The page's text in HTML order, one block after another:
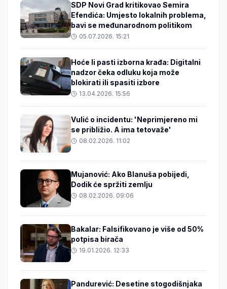
SDP Novi Grad kritikovao Semira
Efendića: Umjesto lokalnih problema,
bavi se međunarodnom politikom
05.07.2026. 15:21
Hoće li pasti izborna krađa: Digitalni
nadzor čeka odluku koja može
blokirati ili spasiti izbore
13.04.2026. 15:56
Vulić o incidentu: 'Neprimjereno mi
se približio. A ima tetovaže'
08.02.2026. 11:02
Mujanović: Ako Blanuša pobijedi,
Dodik će spržiti zemlju
08.02.2026. 09:06
Bakalar: Falsifikovano je više od 50%
potpisa birača
19.01.2026. 12:33
Pandurević: Desetine stogodišnjaka